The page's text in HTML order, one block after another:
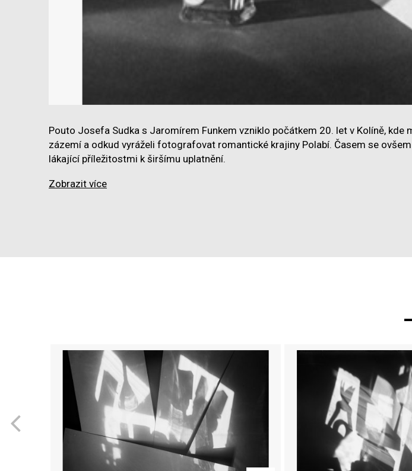
Pouto Josefa Sudka s Jaromírem Funkem vzniklo počátkem 20. let v Kolíně, kde
zázemí a odkud vyráželi fotografovat romantické krajiny Polabí. Časem se
lákající příležitostmi k širšímu uplatnění.
Zobrazit více
Previous